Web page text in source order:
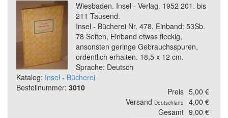
Wiesbaden. Insel - Verlag. 1952 201. bis
211 Tausend.
Insel - Bücherei Nr. 478. Einband: 53Sb.
78 Seiten, Einband etwas fleckig,
ansonsten geringe Gebrauchsspuren,
ordentlich erhalten. 18,5 x 12 cm.
Sprache: Deutsch
Katalog: Insel - Bücherei
Bestellnummer: 3010 Preis 5,00 €
Versand Deutschland
4,00 €
Gesamt 9,00 €